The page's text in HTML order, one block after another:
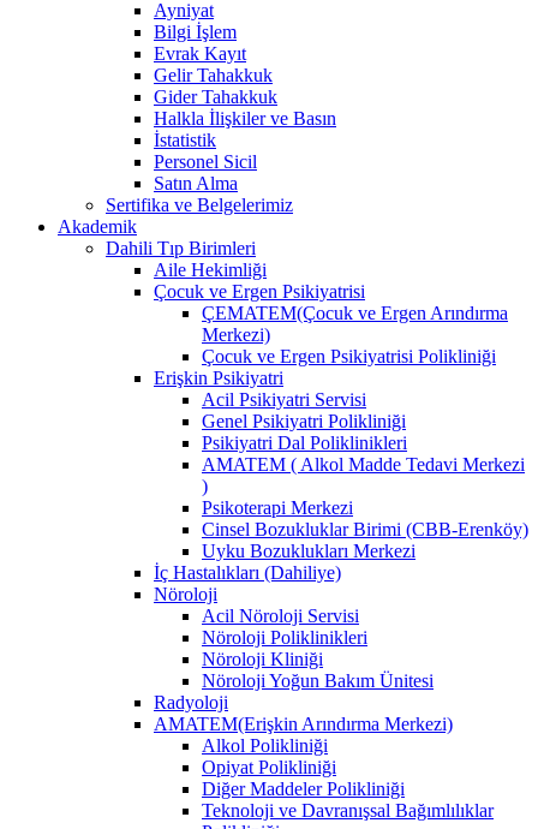
Ayniyat
Bilgi İşlem
Evrak Kayıt
Gelir Tahakkuk
Gider Tahakkuk
Halkla İlişkiler ve Basın
İstatistik
Personel Sicil
Satın Alma
Sertifika ve Belgelerimiz
Akademik
Dahili Tıp Birimleri
Aile Hekimliği
Çocuk ve Ergen Psikiyatrisi
ÇEMATEM(Çocuk ve Ergen Arındırma
Merkezi)
Çocuk ve Ergen Psikiyatrisi Polikliniği
Erişkin Psikiyatri
Acil Psikiyatri Servisi
Genel Psikiyatri Polikliniği
Psikiyatri Dal Poliklinikleri
AMATEM ( Alkol Madde Tedavi Merkezi
)
Psikoterapi Merkezi
Cinsel Bozukluklar Birimi (CBB-Erenköy)
Uyku Bozuklukları Merkezi
İç Hastalıkları (Dahiliye)
Nöroloji
Acil Nöroloji Servisi
Nöroloji Poliklinikleri
Nöroloji Kliniği
Nöroloji Yoğun Bakım Ünitesi
Radyoloji
AMATEM(Erişkin Arındırma Merkezi)
Alkol Polikliniği
Opiyat Polikliniği
Diğer Maddeler Polikliniği
Teknoloji ve Davranışsal Bağımlılıklar